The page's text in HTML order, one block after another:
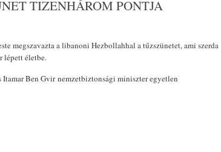
TIZENHÁROM PONTJA
megszavazta a libanoni Hezbollahhal a tűzszünetet, ami szerda
lépett életbe.
Ben Gvir nemzetbiztonsági miniszter egyetlen